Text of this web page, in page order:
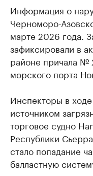
Информация о
Черноморо-
марте 2026 года.
зафиксировали в
районе причала №
морского порта
Инспекторы в
источником
торговое судно
Республики
стало попадание
балластную